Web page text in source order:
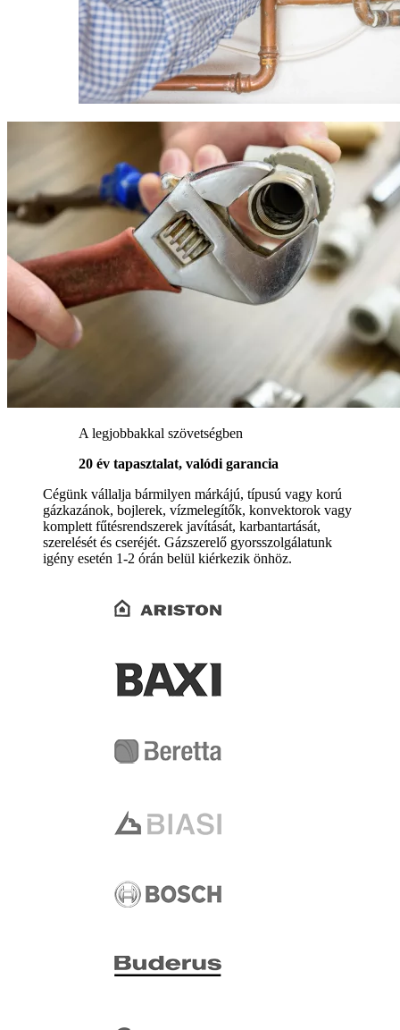
A legjobbakkal szövetségben
20 év tapasztalat, valódi garancia
Cégünk vállalja bármilyen márkájú, típusú vagy korú
gázkazánok, bojlerek, vízmelegítők, konvektorok vagy
komplett fűtésrendszerek javítását, karbantartását,
szerelését és cseréjét. Gázszerelő gyorsszolgálatunk
igény esetén 1-2 órán belül kiérkezik önhöz.